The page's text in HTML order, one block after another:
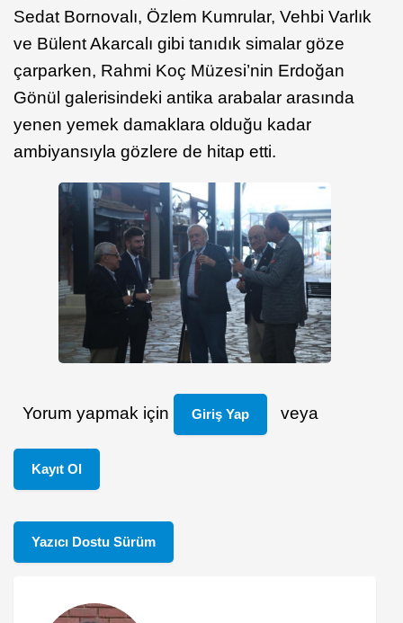
Sedat Bornovalı, Özlem Kumrular, Vehbi Varlık
ve Bülent Akarcalı gibi tanıdık simalar göze
çarparken, Rahmi Koç Müzesi’nin Erdoğan
Gönül galerisindeki antika arabalar arasında
yenen yemek damaklara olduğu kadar
ambiyansıyla gözlere de hitap etti.
Yorum yapmak için Giriş Yap veya
Kayıt Ol
Yazıcı Dostu Sürüm